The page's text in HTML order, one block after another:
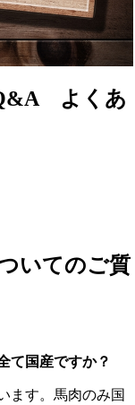
よくあ
いてのご質
て国産ですか？
ます。馬肉のみ国